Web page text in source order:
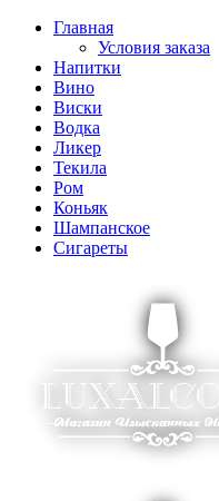
Главная
Условия заказа
Напитки
Вино
Виски
Водка
Ликер
Текила
Ром
Коньяк
Шампанское
Сигареты